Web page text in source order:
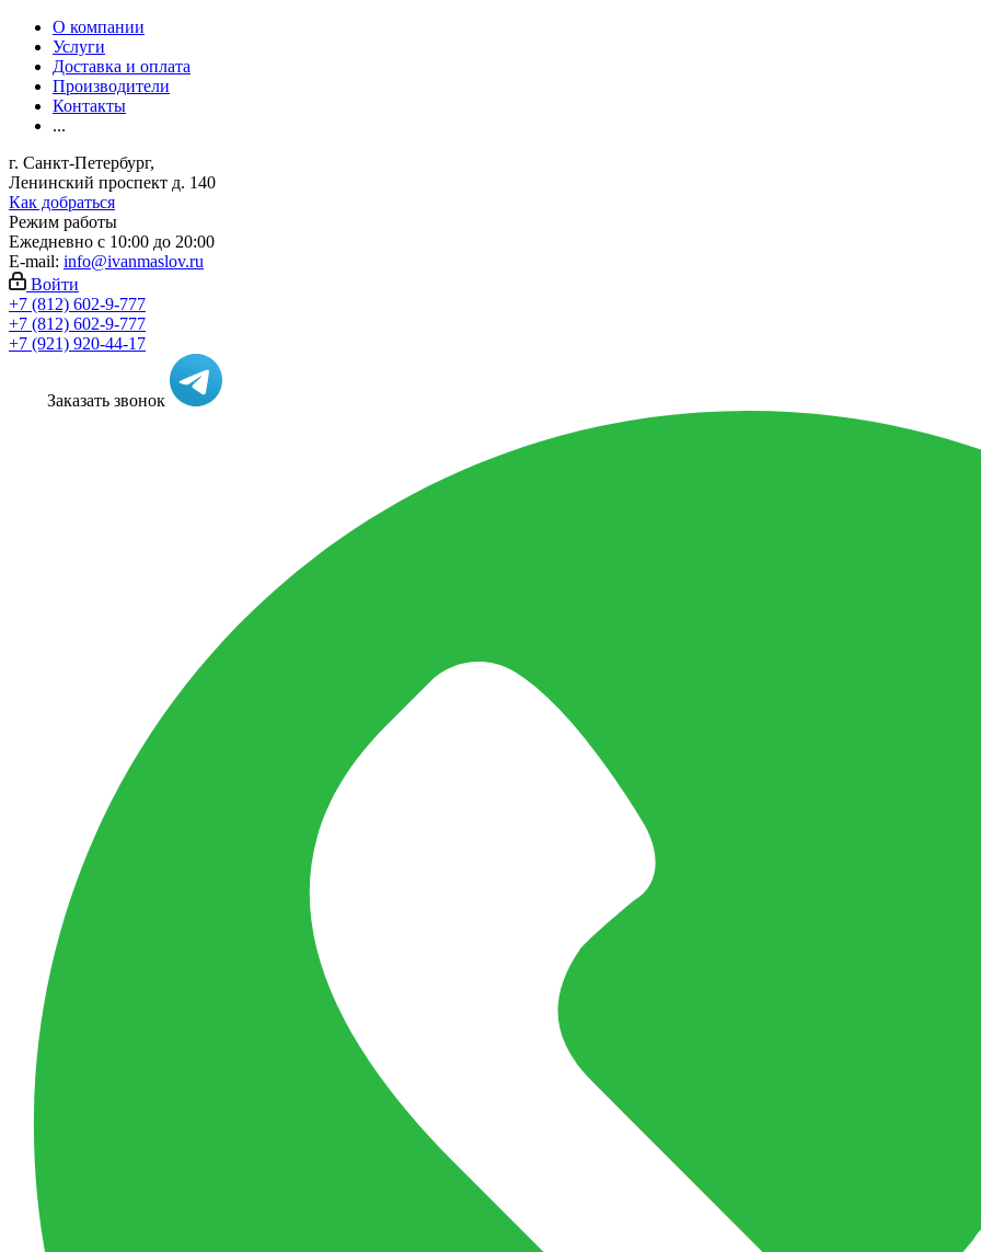
О компании
Услуги
Доставка и оплата
Производители
Контакты
...
г. Санкт-Петербург,
Ленинский проспект д. 140
Как добраться
Режим работы
Ежедневно с 10:00 до 20:00
E-mail: info@ivanmaslov.ru
Войти
+7 (812) 602-9-777
+7 (812) 602-9-777
+7 (921) 920-44-17
Заказать звонок